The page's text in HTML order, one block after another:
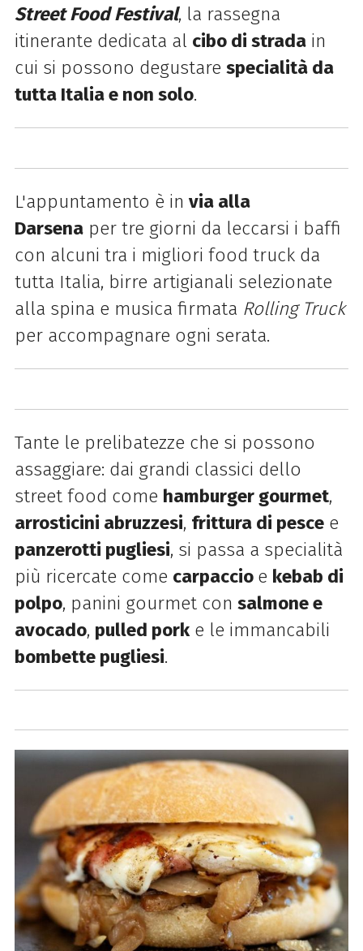
Street Food Festival, la rassegna
itinerante dedicata al cibo di stradain
cui si possono degustare specialità da
tutta Italia e non solo.
L'appuntamento è in via alla
Darsenaper tre giorni da leccarsi i baffi
con alcuni tra i migliori food truck da
tutta Italia, birre artigianali selezionate
alla spina e musica firmata Rolling Truck
per accompagnare ogni serata.
Tante le prelibatezze che si possono
assaggiare: dai grandi classici dello
street food come hamburger gourmet,
arrosticini abruzzesi, frittura di pescee
panzerotti pugliesi, si passa a specialità
più ricercate come carpaccio e kebab di
polpo, panini gourmet con salmone e
avocado, pulled porke le immancabili
bombette pugliesi.